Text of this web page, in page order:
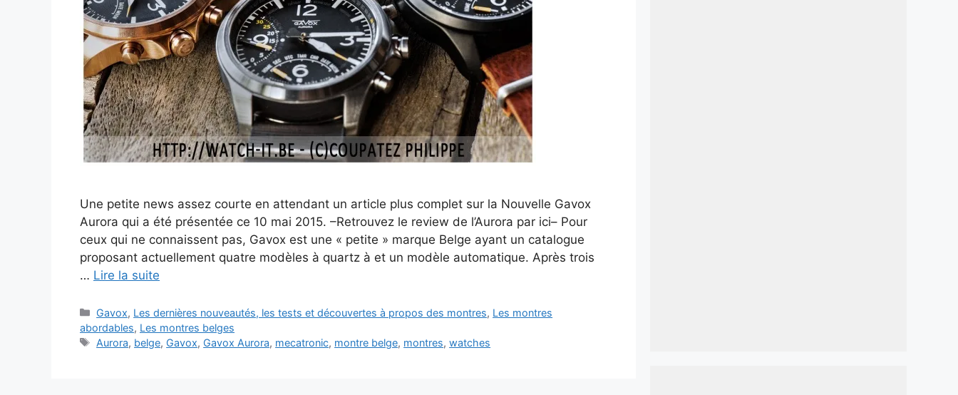
Une petite news assez courte en attendant un article plus complet sur la Nouvelle Gavox
Aurora qui a été présentée ce 10 mai 2015. –Retrouvez le review de l’Aurora par ici– Pour
ceux qui ne connaissent pas, Gavox est une « petite » marque Belge ayant un catalogue
proposant actuellement quatre modèles à quartz à et un modèle automatique. Après trois
… Lire la suite
Catégories
Gavox, Les dernières nouveautés, les tests et découvertes à propos des montres, Les montres
abordables, Les montres belges
Étiquettes
Aurora, belge, Gavox, Gavox Aurora, mecatronic, montre belge, montres,watches